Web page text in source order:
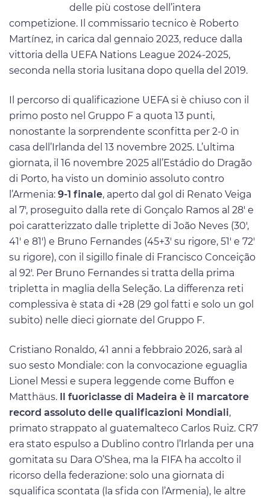
delle più costose dell’intera
competizione. Il commissario tecnico è Roberto
Martínez, in carica dal gennaio 2023, reduce dalla
vittoria della UEFA Nations League 2024-2025,
seconda nella storia lusitana dopo quella del 2019.
Il percorso di qualificazione UEFA si è chiuso con il
primo posto nel Gruppo F a quota 13 punti,
nonostante la sorprendente sconfitta per 2-0 in
casa dell’Irlanda del 13 novembre 2025. L’ultima
giornata, il 16 novembre 2025 all’Estádio do Dragão
di Porto, ha visto un dominio assoluto contro
l’Armenia: 9-1 finale, aperto dal gol di Renato Veiga
al 7′, proseguito dalla rete di Gonçalo Ramos al 28′ e
poi caratterizzato dalle triplette di João Neves (30′,
41′ e 81′) e Bruno Fernandes (45+3′ su rigore, 51′ e 72′
su rigore), con il sigillo finale di Francisco Conceição
al 92′. Per Bruno Fernandes si tratta della prima
tripletta in maglia della Seleção. La differenza reti
complessiva è stata di +28 (29 gol fatti e solo un gol
subito) nelle dieci giornate del Gruppo F.
Cristiano Ronaldo, 41 anni a febbraio 2026, sarà al
suo sesto Mondiale: con la convocazione eguaglia
Lionel Messi e supera leggende come Buffon e
Matthäus.
Il fuoriclasse di Madeira è il marcatore
record assoluto delle qualificazioni Mondiali,
primato strappato al guatemalteco Carlos Ruiz. CR7
era stato espulso a Dublino contro l’Irlanda per una
gomitata su Dara O’Shea, ma la FIFA ha accolto il
ricorso della federazione: solo una giornata di
squalifica scontata (la sfida con l’Armenia), le altre